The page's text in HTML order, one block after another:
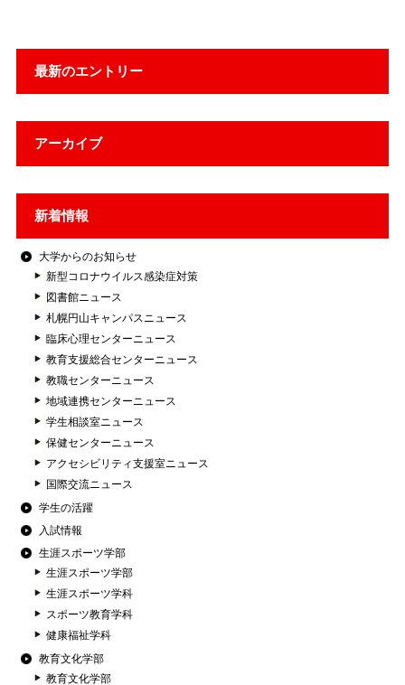
最新のエントリー
アーカイブ
新着情報
大学からのお知らせ
新型コロナウイルス感染症対策
図書館ニュース
札幌円山キャンパスニュース
臨床心理センターニュース
教育支援総合センターニュース
教職センターニュース
地域連携センターニュース
学生相談室ニュース
保健センターニュース
アクセシビリティ支援室ニュース
国際交流ニュース
学生の活躍
入試情報
生涯スポーツ学部
生涯スポーツ学部
生涯スポーツ学科
スポーツ教育学科
健康福祉学科
教育文化学部
教育文化学部